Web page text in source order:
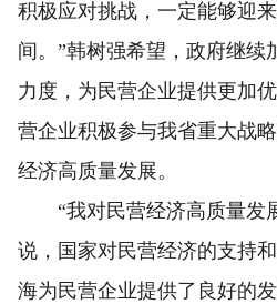
积极应对挑战，一定能够迎
间。”韩树强希望，政府继续
力度，为民营企业提供更加
营企业积极参与我省重大战
经济高质量发展。
“我对民营经济高质量发
说，国家对民营经济的支持
海为民营企业提供了良好的